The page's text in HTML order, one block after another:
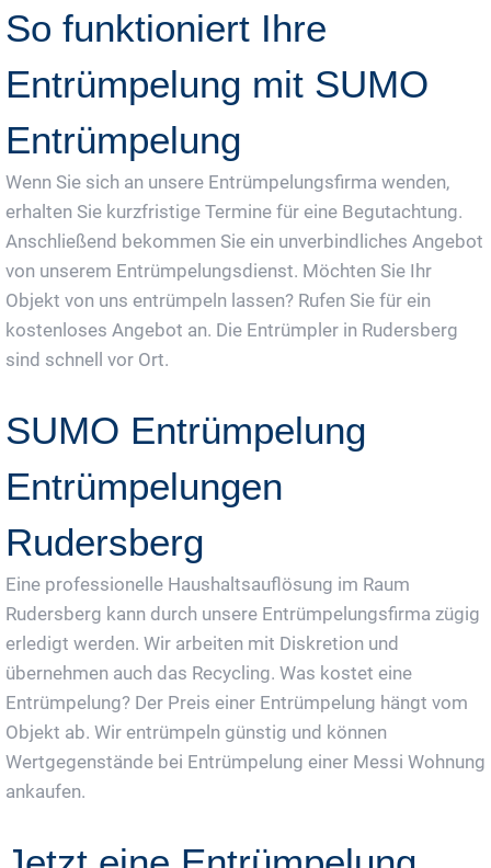
So funktioniert Ihre
Entrümpelung mit SUMO
Entrümpelung
Wenn Sie sich an unsere Entrümpelungsfirma wenden,
erhalten Sie kurzfristige Termine für eine Begutachtung.
Anschließend bekommen Sie ein unverbindliches Angebot
von unserem Entrümpelungsdienst. Möchten Sie Ihr
Objekt von uns entrümpeln lassen? Rufen Sie für ein
kostenloses Angebot an. Die Entrümpler in Rudersberg
sind schnell vor Ort.
SUMO Entrümpelung
Entrümpelungen
Rudersberg
Eine professionelle Haushaltsauflösung im Raum
Rudersberg kann durch unsere Entrümpelungsfirma zügig
erledigt werden. Wir arbeiten mit Diskretion und
übernehmen auch das Recycling. Was kostet eine
Entrümpelung? Der Preis einer Entrümpelung hängt vom
Objekt ab. Wir entrümpeln günstig und können
Wertgegenstände bei Entrümpelung einer Messi Wohnung
ankaufen.